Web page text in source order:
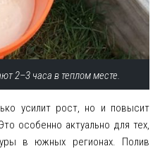
2–3 часа в теплом месте.
усилит рост, но и повысит
особенно актуально для тех,
в южных регионах. Полив